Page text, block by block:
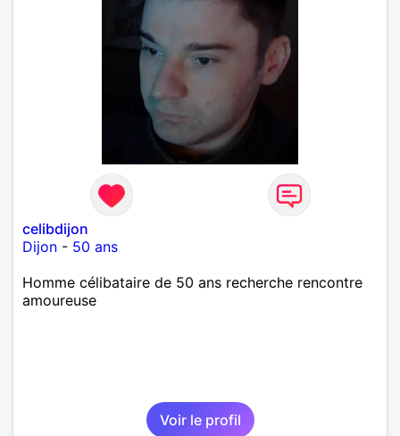
celibdijon
Dijon - 50 ans
Homme célibataire de 50 ans recherche rencontre
amoureuse
Voir le profil